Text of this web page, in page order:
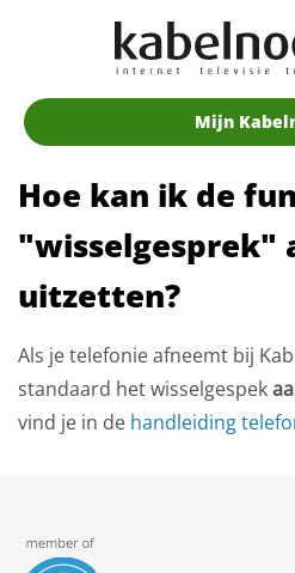
Mijn
Hoe kan ik de
"wisselgesprek"
uitzetten?
Als je telefonie afneemt bij
standaard het wisselgespek
vind je in de handleiding